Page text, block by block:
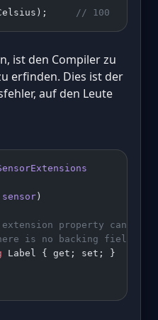
// 100
ist den Compiler zu
erfinden. Dies ist der
auf den Leute
sensor )
property cannot
is no backing field to
Label { get; set; }